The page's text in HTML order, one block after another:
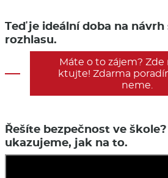
Teď je ideální doba na
rozhlasu.
Máte o to zájem? Zde
ktujte! Zdarma
neme.
Řešíte bezpečnost ve
ukazujeme, jak na to.